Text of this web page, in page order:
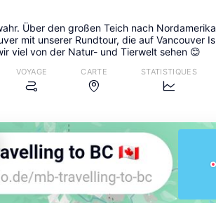
Über den großen Teich nach
mit unserer Rundtour, die auf Vancouver
viel von der Natur- und Tierwelt sehen 😊
VOYAGE CARTE STATISTIQUES